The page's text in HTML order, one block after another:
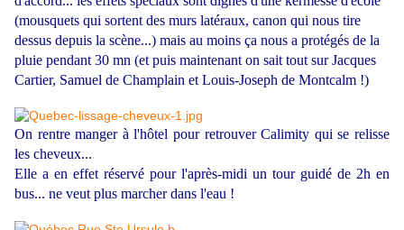
(mousquets qui sortent des murs latéraux, canon qui nous tire
dessus depuis la scène...) mais au moins ça nous a protégés de la
pluie pendant 30 mn (et puis maintenant on sait tout sur Jacques
Cartier, Samuel de Champlain et Louis-Joseph de Montcalm !)
On rentre manger à l'hôtel pour retrouver Calimity qui se relisse
les cheveux...
Elle a en effet réservé pour l'après-midi un tour guidé de 2h en
bus... ne veut plus marcher dans l'eau !